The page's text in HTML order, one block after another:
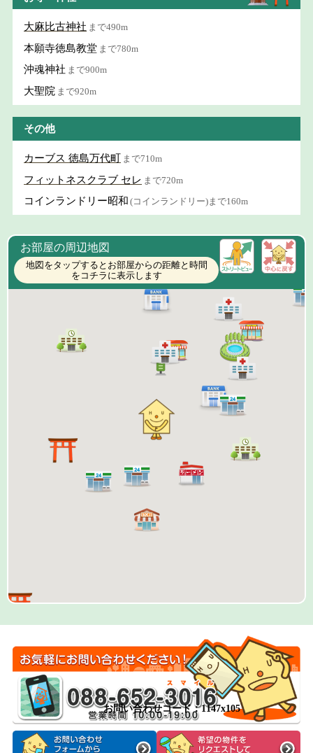
大麻比古神社 まで490m
本願寺徳島教堂 まで780m
沖魂神社 まで900m
大聖院 まで920m
その他
カーブス 徳島万代町 まで710m
フィットネスクラブ セレ まで720m
コインランドリー昭和 (コインランドリー)まで160m
お部屋の周辺地図
地図をタップするとお部屋からの距離と時間
をコチラに表示します
お問い合わせコード：1147x105